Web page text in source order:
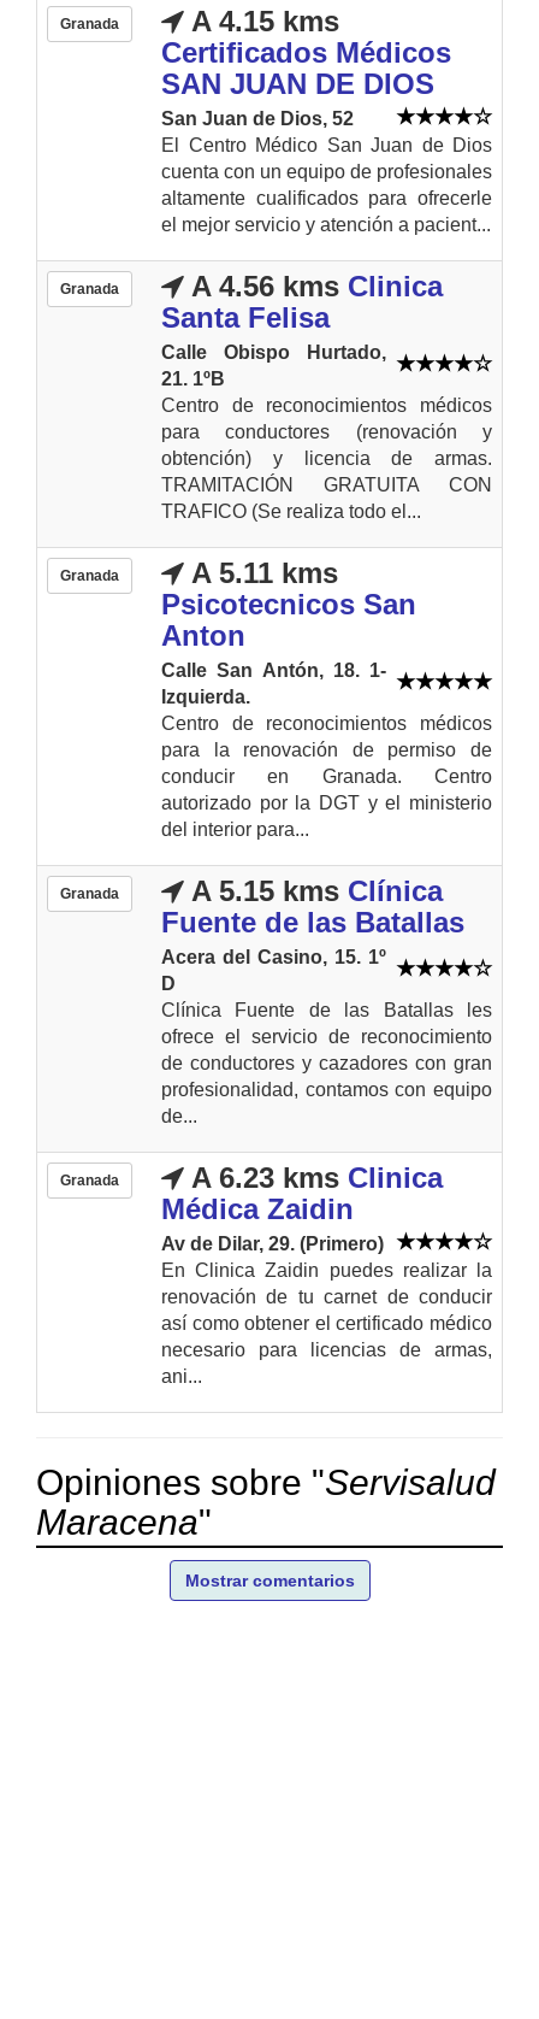
Granada
A 4.15 kms
Certificados Médicos
SAN JUAN DE DIOS
San Juan de Dios, 52
El Centro Médico San Juan de Dios
cuenta con un equipo de profesionales
altamente cualificados para ofrecerle
el mejor servicio y atención a pacient...
Granada A 4.56 kms Clinica
Santa Felisa
Calle Obispo Hurtado,
21. 1ºB
Centro de reconocimientos médicos
para conductores (renovación y
obtención) y licencia de armas.
TRAMITACIÓN GRATUITA CON
TRAFICO (Se realiza todo el...
Granada
A 5.11 kms
Psicotecnicos San
Anton
Calle San Antón, 18. 1-
Izquierda.
Centro de reconocimientos médicos
para la renovación de permiso de
conducir en Granada. Centro
autorizado por la DGT y el ministerio
del interior para...
Granada A 5.15 kms Clínica
Fuente de las Batallas
Acera del Casino, 15. 1º
D
Clínica Fuente de las Batallas les
ofrece el servicio de reconocimiento
de conductores y cazadores con gran
profesionalidad, contamos con equipo
de...
Granada A 6.23 kms Clinica
Médica Zaidin
Av de Dilar, 29. (Primero)
En Clinica Zaidin puedes realizar la
renovación de tu carnet de conducir
así como obtener el certificado médico
necesario para licencias de armas,
ani...
Opiniones sobre "Servisalud
Maracena"
Mostrar comentarios